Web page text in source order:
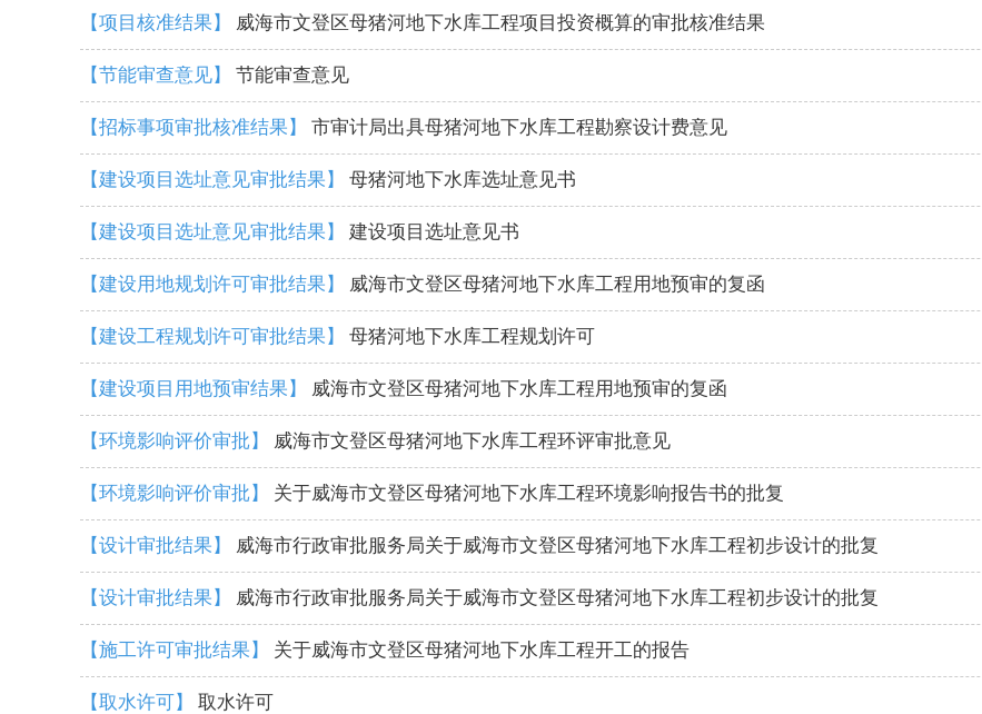
【项目核准结果】 威海市文登区母猪河地下水库工程项目投资概算的审批核准结果
【节能审查意见】 节能审查意见
【招标事项审批核准结果】 市审计局出具母猪河地下水库工程勘察设计费意见
【建设项目选址意见审批结果】 母猪河地下水库选址意见书
【建设项目选址意见审批结果】 建设项目选址意见书
【建设用地规划许可审批结果】 威海市文登区母猪河地下水库工程用地预审的复函
【建设工程规划许可审批结果】 母猪河地下水库工程规划许可
【建设项目用地预审结果】 威海市文登区母猪河地下水库工程用地预审的复函
【环境影响评价审批】 威海市文登区母猪河地下水库工程环评审批意见
【环境影响评价审批】 关于威海市文登区母猪河地下水库工程环境影响报告书的批复
【设计审批结果】 威海市行政审批服务局关于威海市文登区母猪河地下水库工程初步设计的批复
【设计审批结果】 威海市行政审批服务局关于威海市文登区母猪河地下水库工程初步设计的批复
【施工许可审批结果】 关于威海市文登区母猪河地下水库工程开工的报告
【取水许可】 取水许可